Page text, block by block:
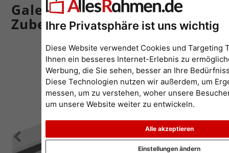
Ihre Privatsphäre ist uns wichtig
Diese Website verwendet Cookies und Targeting
Ihnen ein besseres Internet-Erlebnis zu
Werbung, die Sie sehen, besser an Ihre
Diese Technologien nutzen wir außerdem, um
messen, um zu verstehen, woher unsere
um unsere Website weiter zu entwickeln.
Alle akzeptieren
Einstellungen ändern
Galerieschiene Economy MIT
Zubehör
Zurück